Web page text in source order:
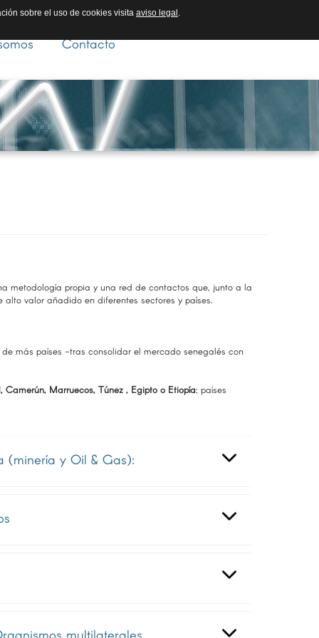
Contacto
metodología propia y una red de contactos que, junto a la
valor añadido en diferentes sectores y países.
más países -tras consolidar el mercado senegalés con
Marruecos, Túnez , Egipto o Etiopía; países
(minería y Oil & Gas):
multilaterales
sobre el uso de cookies visita aviso legal .